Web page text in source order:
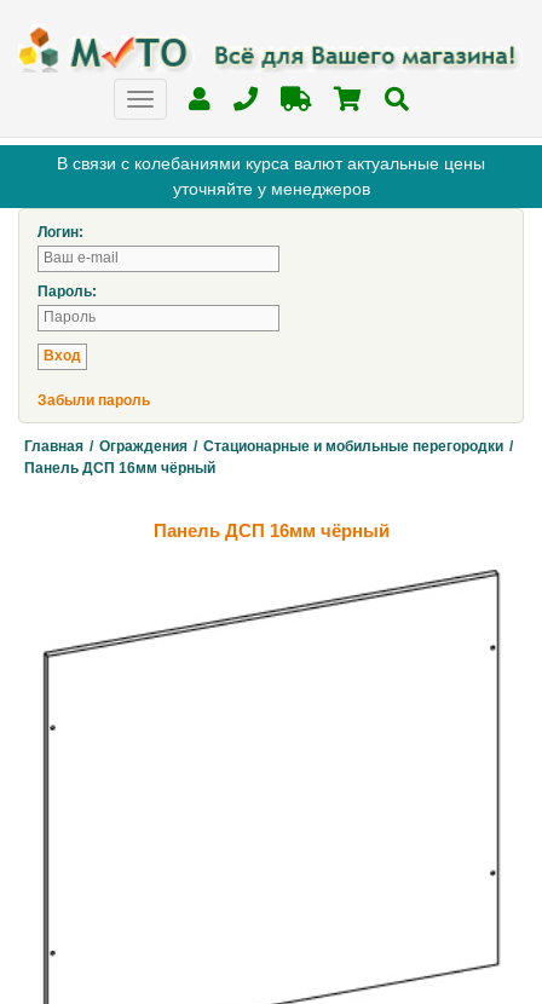
В связи с колебаниями курса валют актуальные цены
уточняйте у менеджеров
Логин:
Пароль:
Забыли пароль
Главная / Ограждения / Стационарные и мобильные перегородки /
Панель ДСП 16мм чёрный
Панель ДСП 16мм чёрный